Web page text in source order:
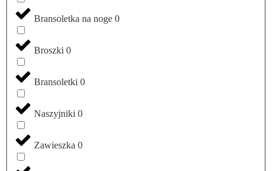
Bransoletka na noge 0
Broszki 0
Bransoletki 0
Naszyjniki 0
Zawieszka 0